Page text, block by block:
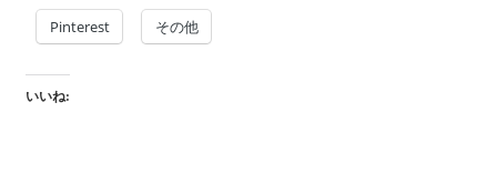
Pinterest その他
いいね: